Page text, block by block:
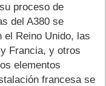
proceso de
del A380 se
el Reino Unido, las
Francia, y otros
elementos
francesa se